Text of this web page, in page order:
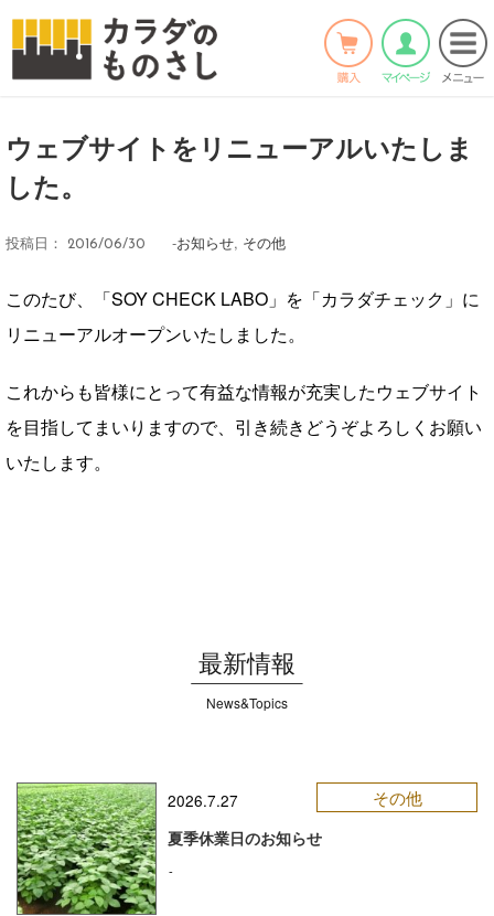
ホーム > お知らせ>
Twitter LINE
ウェブサイトをリニューアルいたしま
した。
投稿日： 2016/06/30 -お知らせ, その他
このたび、「SOY CHECK LABO」を「カラダチェック」に
リニューアルオープンいたしました。
これからも皆様にとって有益な情報が充実したウェブサイト
を目指してまいりますので、引き続きどうぞよろしくお願い
いたします。
最新情報
News&Topics
2026.7.27 その他
夏季休業日のお知らせ
-